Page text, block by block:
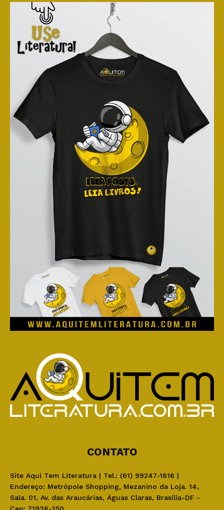
CONTATO
Site Aqui Tem Literatura | Tel.: (61) 99247-1616 |
Endereço: Metrópole Shopping, Mezanino da Loja. 14,
Sala. 01, Av. das Araucárias, Águas Claras, Brasília-DF -
Cep: 71936-250